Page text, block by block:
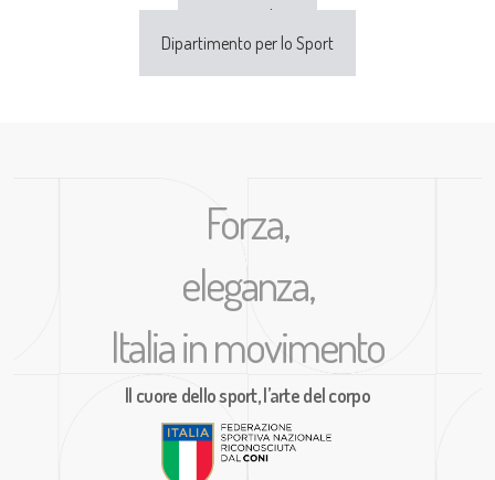
Sport e Salute
Dipartimento per lo Sport
Forza,
eleganza,
Italia in movimento
Il cuore dello sport, l’arte del corpo